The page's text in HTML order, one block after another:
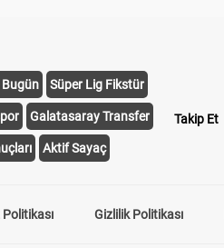
Bugün Süper Lig Fikstür
Galatasaray Transfer
Aktif Sayaç
Takip Et
Politikası Gizlilik Politikası